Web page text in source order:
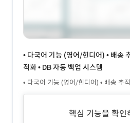
• 다국어 기능 (영어/힌디어) • 배송
적화 • DB 자동 백업 시스템
• 다국어 기능 (영어/힌디어) • 배송 추
DB 자동 백업 시스템
핵심 기능을 확인